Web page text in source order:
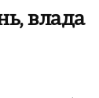
влада